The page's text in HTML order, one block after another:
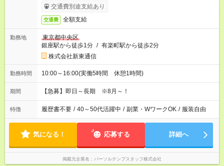
交通費別途支給あり
交通費 全額支給
勤務地
東京都中央区
銀座駅から徒歩1分 / 有楽町駅から徒歩2分
株式会社新東通信
勤務時間 10:00～16:00(実働5時間 休憩1時間)
期間 【急募】即日～長期 ※8月～！
特徴 履歴書不要 / 40～50代活躍中 / 副業・WワークOK / 服装自由
気になる！ 応募する 詳細へ
掲載元企業名 パーソルテンプスタッフ株式会社